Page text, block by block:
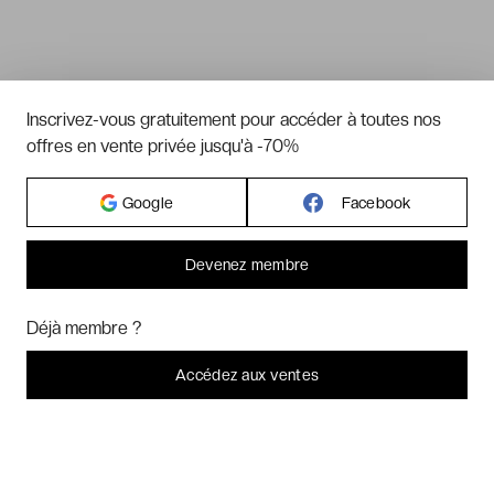
Inscrivez-vous gratuitement pour accéder à toutes nos
offres en vente privée jusqu'à -70%
Google Facebook
Devenez membre
Déjà membre ?
Accédez aux ventes
Marketing? Vous pouvez toujours modifier ou retirer votre
Je refuse C'est bon.